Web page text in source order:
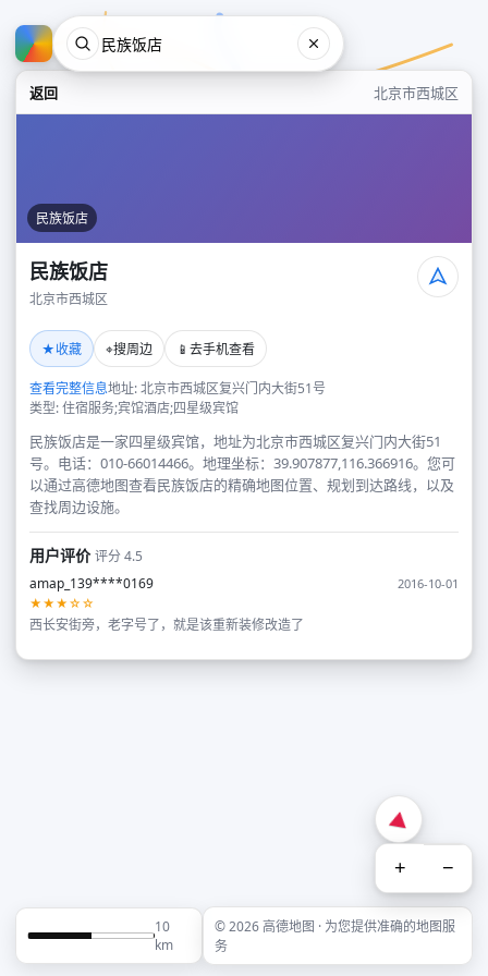
返回 北京市西城区
民族饭店
民族饭店
北京市西城区
★收藏 ⌖搜周边 📱 去手机查看
查看完整信息地址: 北京市西城区复兴门内大街51号
类型: 住宿服务;宾馆酒店;四星级宾馆
民族饭店是一家四星级宾馆，地址为北京市西城区复兴门内大街51
号。电话：010-66014466。地理坐标：39.907877,116.366916。您可
以通过高德地图查看民族饭店的精确地图位置、规划到达路线，以及
查找周边设施。
用户评价评分 4.5
amap_139****0169
2016-10-01
★★★☆☆
西长安街旁，老字号了，就是该重新装修改造了
+ −
10
km
© 2026 高德地图 · 为您提供准确的地图服
务